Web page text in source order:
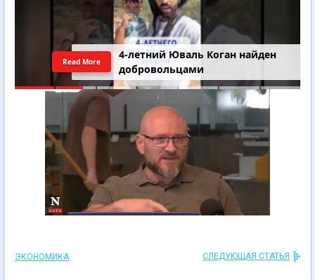
4-летний Юваль Коган найден
добровольцами
Read More
ЭКОНОМИКА СЛЕДУЮЩАЯ СТАТЬЯ